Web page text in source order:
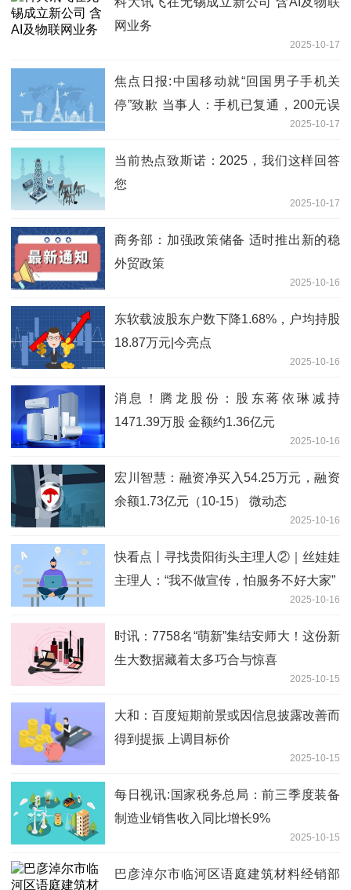
网业务
2025-10-17
焦点日报:中国移动就“回国男子手机关
停”致歉 当事人：手机已复通，200元误
2025-10-17
当前热点致斯诺：2025，我们这样回答
您
2025-10-17
商务部：加强政策储备 适时推出新的稳
外贸政策
2025-10-16
东软载波股东户数下降1.68%，户均持股
18.87万元|今亮点
2025-10-16
消息！腾龙股份：股东蒋依琳减持
1471.39万股 金额约1.36亿元
2025-10-16
宏川智慧：融资净买入54.25万元，融资
余额1.73亿元（10-15） 微动态
2025-10-16
快看点丨寻找贵阳街头主理人②｜丝娃娃
主理人：“我不做宣传，怕服务不好大家”
2025-10-16
时讯：7758名“萌新”集结安师大！这份新
生大数据藏着太多巧合与惊喜
2025-10-15
大和：百度短期前景或因信息披露改善而
得到提振 上调目标价
2025-10-15
每日视讯:国家税务总局：前三季度装备
制造业销售收入同比增长9%
2025-10-15
巴彦淖尔市临河区语庭建筑材料经销部